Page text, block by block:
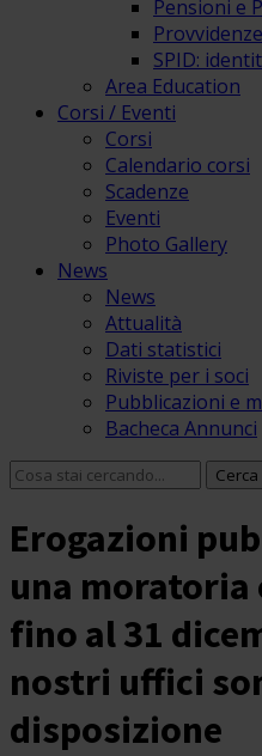
Pensioni e
Provvidenze
SPID:
Area Education
Corsi / Eventi
Corsi
Calendario corsi
Scadenze
Eventi
Photo Gallery
News
News
Attualità
Dati statistici
Riviste per i soci
Pubblicazioni e
Bacheca Annunci
Erogazioni
una moratoria
fino al 31
nostri uffici
disposizione